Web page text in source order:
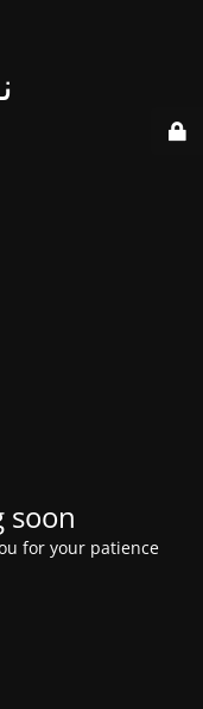
soon
for your patience!